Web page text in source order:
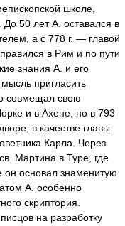
школе,
До 50 лет А. оставался в
а с 778 г. — главой
в Рим и по пути
знания А. и его
пригласить
совмещал свою
и в Ахене, но в 793
в качестве главы
Карла. Через
Мартина в Туре, где
он основал знаменитую
А. особенно
скриптория.
на разработку